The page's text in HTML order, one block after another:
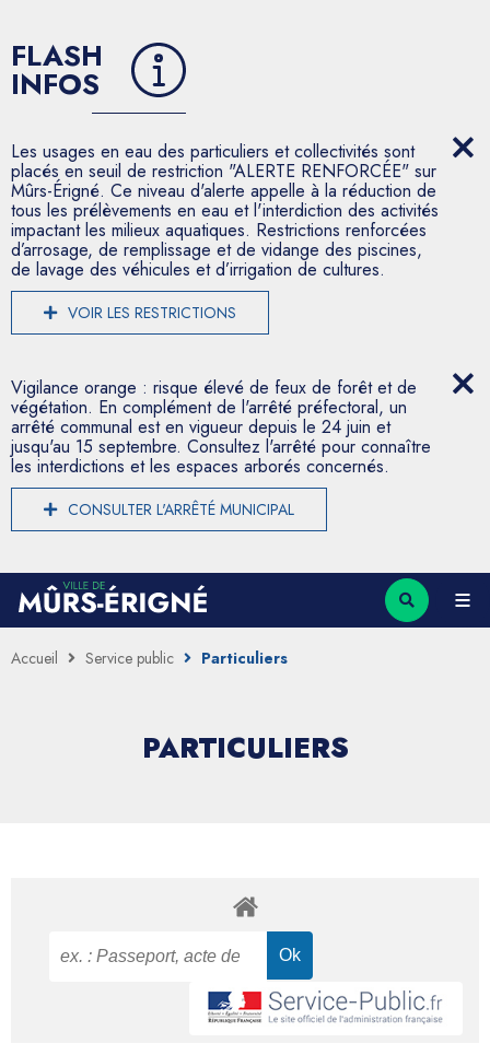
FLASH
INFOS
Les usages en eau des particuliers et collectivités sont
placés en seuil de restriction "ALERTE RENFORCÉE" sur
Mûrs-Érigné. Ce niveau d'alerte appelle à la réduction de
tous les prélèvements en eau et l'interdiction des activités
impactant les milieux aquatiques. Restrictions renforcées
d’arrosage, de remplissage et de vidange des piscines,
de lavage des véhicules et d’irrigation de cultures.
VOIR LES RESTRICTIONS
Vigilance orange : risque élevé de feux de forêt et de
végétation. En complément de l'arrêté préfectoral, un
arrêté communal est en vigueur depuis le 24 juin et
jusqu'au 15 septembre. Consultez l'arrêté pour connaître
les interdictions et les espaces arborés concernés.
CONSULTER L'ARRÊTÉ MUNICIPAL
Accueil Service public Particuliers
PARTICULIERS